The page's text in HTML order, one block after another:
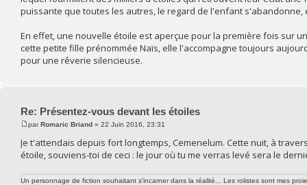
puissante que toutes les autres, le regard de l'enfant s'abandonne,
En effet, une nouvelle étoile est aperçue pour la première fois sur
cette petite fille prénommée Naïs, elle l'accompagne toujours
pour une rêverie silencieuse.
Re: Présentez-vous devant les étoiles
parRomaric Briand » 22 Juin 2016, 23:31
Je t'attendais depuis fort longtemps, Cemenelum. Cette nuit, à
étoile, souviens-toi de ceci : le jour où tu me verras levé sera le
Un personnage de fiction souhaitant s'incarner dans la réalité... Les rolistes sont mes